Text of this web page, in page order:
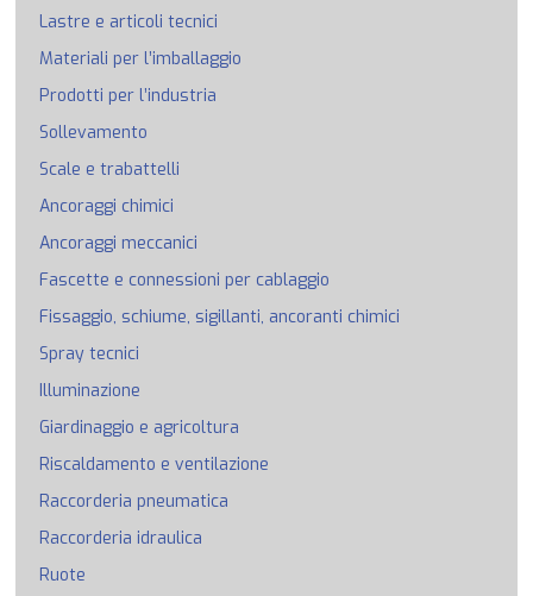
Lastre e articoli tecnici
Materiali per l’imballaggio
Prodotti per l’industria
Sollevamento
Scale e trabattelli
Ancoraggi chimici
Ancoraggi meccanici
Fascette e connessioni per cablaggio
Fissaggio, schiume, sigillanti, ancoranti chimici
Spray tecnici
Illuminazione
Giardinaggio e agricoltura
Riscaldamento e ventilazione
Raccorderia pneumatica
Raccorderia idraulica
Ruote